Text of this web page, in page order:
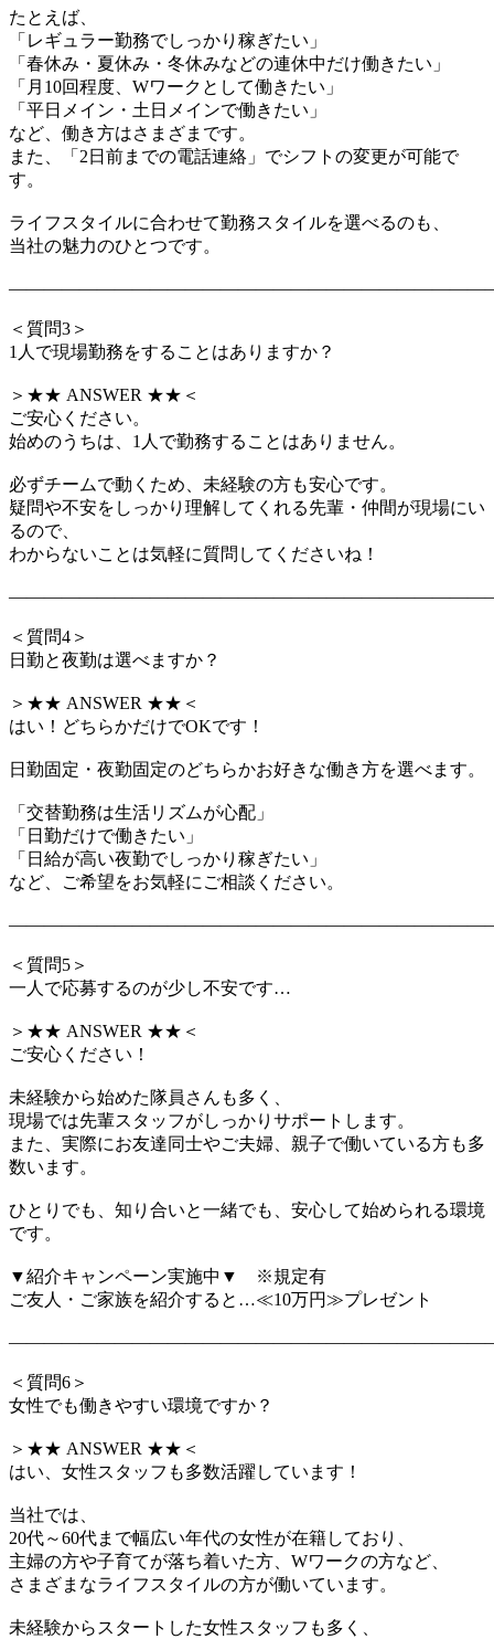
たとえば、
「レギュラー勤務でしっかり稼ぎたい」
「春休み・夏休み・冬休みなどの連休中だけ働きたい」
「月10回程度、Wワークとして働きたい」
「平日メイン・土日メインで働きたい」
など、働き方はさまざまです。
また、「2日前までの電話連絡」でシフトの変更が可能で
す。
ライフスタイルに合わせて勤務スタイルを選べるのも、
当社の魅力のひとつです。
＜質問3＞
1人で現場勤務をすることはありますか？
＞★★ ANSWER ★★＜
ご安心ください。
始めのうちは、1人で勤務することはありません。
必ずチームで動くため、未経験の方も安心です。
疑問や不安をしっかり理解してくれる先輩・仲間が現場にい
るので、
わからないことは気軽に質問してくださいね！
＜質問4＞
日勤と夜勤は選べますか？
＞★★ ANSWER ★★＜
はい！どちらかだけでOKです！
日勤固定・夜勤固定のどちらかお好きな働き方を選べます。
「交替勤務は生活リズムが心配」
「日勤だけで働きたい」
「日給が高い夜勤でしっかり稼ぎたい」
など、ご希望をお気軽にご相談ください。
＜質問5＞
一人で応募するのが少し不安です…
＞★★ ANSWER ★★＜
ご安心ください！
未経験から始めた隊員さんも多く、
現場では先輩スタッフがしっかりサポートします。
また、実際にお友達同士やご夫婦、親子で働いている方も多
数います。
ひとりでも、知り合いと一緒でも、安心して始められる環境
です。
▼紹介キャンペーン実施中▼ ※規定有
ご友人・ご家族を紹介すると…≪10万円≫プレゼント
＜質問6＞
女性でも働きやすい環境ですか？
＞★★ ANSWER ★★＜
はい、女性スタッフも多数活躍しています！
当社では、
20代～60代まで幅広い年代の女性が在籍しており、
主婦の方や子育てが落ち着いた方、Wワークの方など、
さまざまなライフスタイルの方が働いています。
未経験からスタートした女性スタッフも多く、